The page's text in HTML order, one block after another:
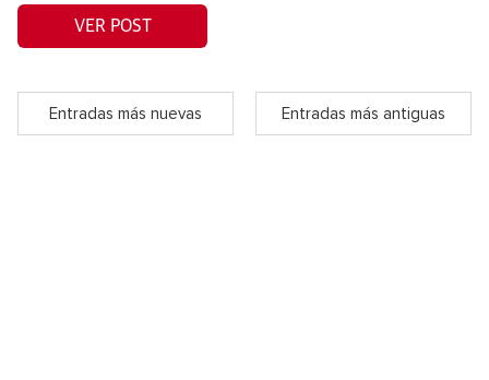
VER POST
Entradas más nuevas Entradas más antiguas